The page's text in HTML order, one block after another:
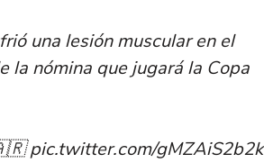
una lesión muscular en el
la nómina que jugará la Copa
pic.twitter.com/gMZAiS2b2k